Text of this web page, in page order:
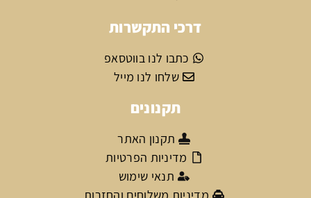
דרכי התקשרות
כתבו לנו בווטסאפ
שלחו לנו מייל
תקנונים
תקנון האתר
מדיניות הפרטיות
תנאי שימוש
מדיניות משלוחים והחזרות